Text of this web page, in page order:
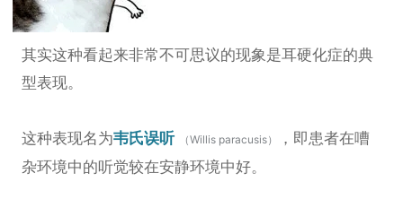
其实这种看起来非常不可思议的现象是耳硬化症的典
型表现。
这种表现名为韦氏误听 （Willis paracusis）
，即患者在嘈
杂环境中的听觉较在安静环境中好。